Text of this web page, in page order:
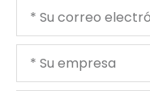
electrónico